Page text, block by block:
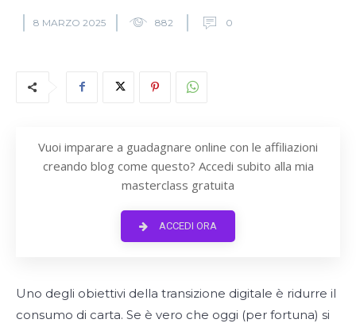
8 MARZO 2025 882 0
Vuoi imparare a guadagnare online con le affiliazioni
creando blog come questo? Accedi subito alla mia
masterclass gratuita
ACCEDI ORA
Uno degli obiettivi della transizione digitale è ridurre il
consumo di carta. Se è vero che oggi (per fortuna) si